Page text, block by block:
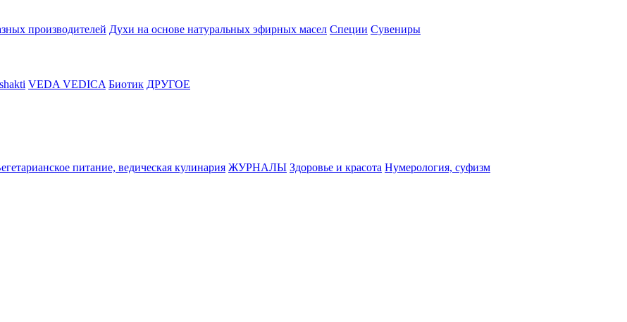
производителей Духи на основе натуральных эфирных масел Специи Сувениры
VEDA VEDICA Биотик ДРУГОЕ
питание, ведическая кулинария ЖУРНАЛЫ Здоровье и красота Нумерология, суфизм